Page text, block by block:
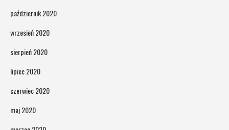
październik 2020
wrzesień 2020
sierpień 2020
lipiec 2020
czerwiec 2020
maj 2020